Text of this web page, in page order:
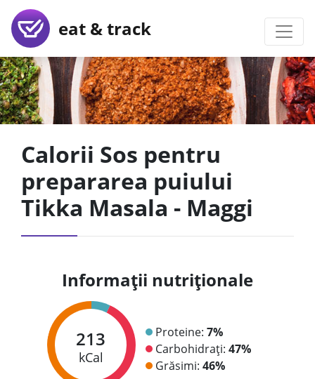
eat & track
Calorii Sos pentru
prepararea puiului
Tikka Masala - Maggi
Informații nutriționale
213
kCal
Proteine: 7%
Carbohidrați: 47%
Grăsimi: 46%